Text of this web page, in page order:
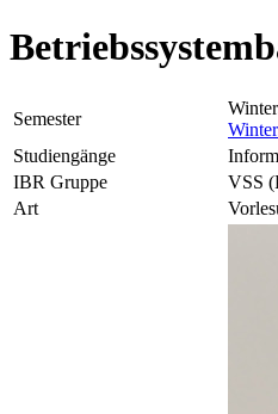
Semester
Studiengänge
IBR Gruppe
VSS
Art